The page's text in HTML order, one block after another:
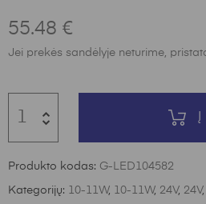
55.48 €
Jei prekės sandėlyje neturime,
Į
Produkto kodas: G-LED104582
Kategorijų: 10-11W, 10-11W, 24V, 24V,